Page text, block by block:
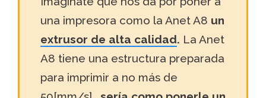
una impresora como la Anet A8 un
extrusor de alta calidad. La Anet
A8 tiene una estructura preparada
para imprimir a no más de